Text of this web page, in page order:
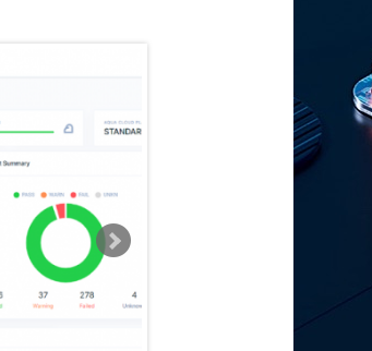
DevOps.
continuous, который является
контейнеров, с глубоким
на протяжении всего